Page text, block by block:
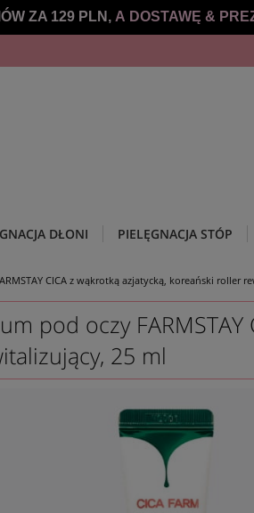
ZA 129 PLN, A DOSTAWĘ &
DŁONI PIELĘGNACJA STÓP
CICA z wąkrotką azjatycką, koreański roller
pod oczy
25 ml